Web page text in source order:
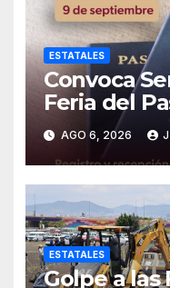
ESTATALES
Convoca
Feria del
AGO 6, 2026
ESTATALES
Golpe a las